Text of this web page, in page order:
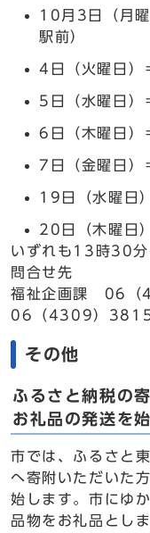
10月3日（月
駅前）
4日（火曜日）
5日（水曜日）
6日（木曜日）
7日（金曜日）
19日（水曜日
20日（木曜日
いずれも13時30
問合せ先
福祉企画課 06（
06（4309）
その他
ふるさと納税の
お礼品の発送を
市では、ふるさと
へ寄附いただいた
始します。市にゆ
品物をお礼品とし